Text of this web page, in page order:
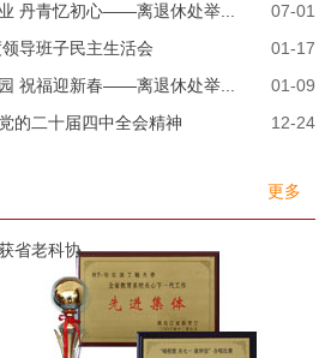
丹青忆初心——离退休处举...
07-01
导班子民主生活会
01-17
祝福迎新春——离退休处举...
01-09
的二十届四中全会精神
12-24
更多
省老科协...